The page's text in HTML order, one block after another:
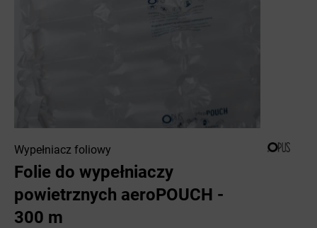
Wypełniacz foliowy
Folie do wypełniaczy
powietrznych aeroPOUCH -
300 m